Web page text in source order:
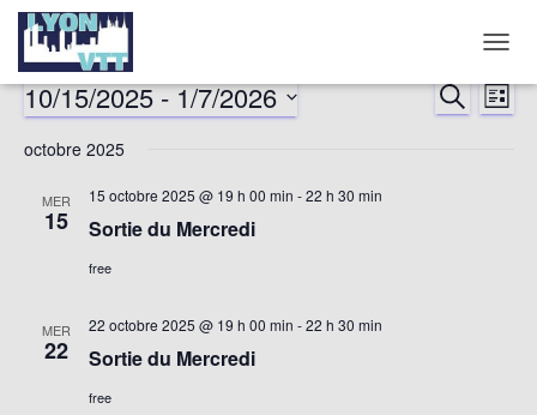
LA
RECHERCHE
LISTE
10/15/2025 - 1/7/2026
une
octobre 2025
MER
15
15 octobre 2025 @ 19 h 00 min -22 h 30 min
Sortie du Mercredi
free
MER
22
22 octobre 2025 @ 19 h 00 min -22 h 30 min
Sortie du Mercredi
free